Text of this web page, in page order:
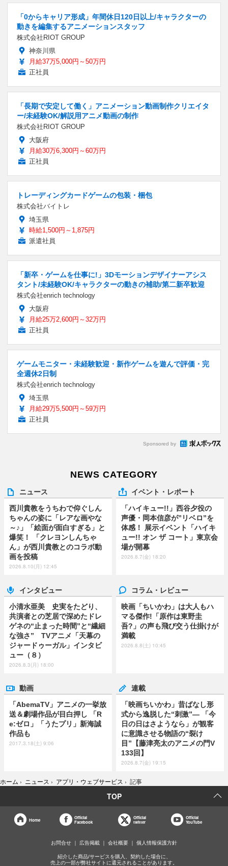
「0からキャリア形成」年間休日120日以上/キャラクターの
動きを編集するアニメーションスタッフ
株式会社RIOT GROUP
神奈川県
月給37万5,000円～50万円
正社員
「長期で安定して働く」アニメーション動画制作クリエイタ
ー/未経験OK/解説用アニメ動画の制作
株式会社RIOT GROUP
大阪府
月給30万6,300円～60万円
正社員
トレーディングカードゲームの包装・梱包
株式会社バイトレ
埼玉県
時給1,500円～1,875円
派遣社員
「新卒・ゲームを仕事に!」3Dモーションデザイナーアシス
タント/未経験OK/キャラクターの動きの補助/第二新卒歓迎
株式会社enrich technology
大阪府
月給25万2,600円～32万円
正社員
ゲームモニター・未経験歓迎・新作ゲームを遊んで評価・完
全週休2日制
株式会社enrich technology
埼玉県
月給29万5,500円～59万円
正社員
Sponsored by
NEWS CATEGORY
ニュース
西川貴教をうちわで仰ぐしん
ちゃんの姿に「レアな画やな
～♪」「絵面が面白すぎる」と
爆笑！ 「クレヨンしんちゃ
ん」が西川貴教とのコラボ動
画を投稿
2026.8.10(月) 12:45
イベント・レポート
「ハイキュー!!」西谷夕役の
声優・岡本信彦が”リベロ”を
体感！ 展示イベント「ハイキ
ュー!! オン ザ コート」東京会
場が開幕
2026.8.7(金) 18:20
インタビュー
小清水亜美 史実をたどり、
共演者との芝居で深めたドレ
ゲネの“止まった時間”と“繊細
な強さ” TVアニメ「天幕の
ジャードゥーガル」インタビ
ュー（８）
2026.8.3(月) 18:00
コラム・レビュー
映画「ちいかわ」は大人もハ
マる傑作!「原作は東野圭
吾?」の声も飛び交う仕掛けが
満載
2026.8.8(土) 10:45
動画
「AbemaTV」アニメの一挙放
送＆劇場作品が目白押し 「R
e:ゼロ」「うたプリ」新海誠
作品も
2017.3.18(土) 9:06
連載
「映画ちいかわ」昔ばなし形
式から逸脱した“刺激”― 「今
日の日はさようなら」が観客
に意識させる物語の“裂け
目”【藤津亮太のアニメの門V
133回】
2026.8.7(金) 19:15
ホーム › ニュース › アプリ・ウェブサービス › 記事
TOP
Home
Official
Facebook
Official
twitter
Official
YouTube
お問合せ 広告掲載 会社概要 個人情報保護方針
紹介した商品/サービスを購入、契約した場合に、
売上の一部が弊社サイトに還元されることがあります。